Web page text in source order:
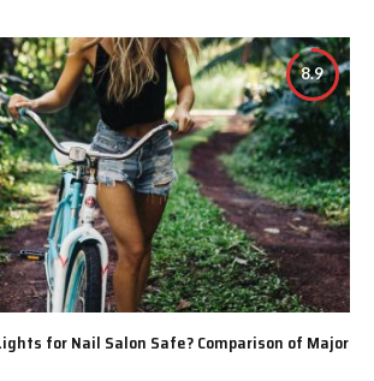
8.9
for Nail Salon Safe? Comparison of Major